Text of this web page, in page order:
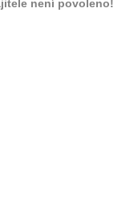
není povoleno!